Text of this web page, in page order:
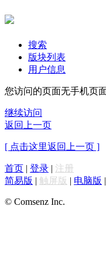
搜索
版块列表
用户信息
您访问的页面无手机页
继续访问
返回上一页
[ 点击这里返回上一页 ]
首页 | 登录 | 注册
简易版 | 触屏版 | 电脑版 |
© Comsenz Inc.